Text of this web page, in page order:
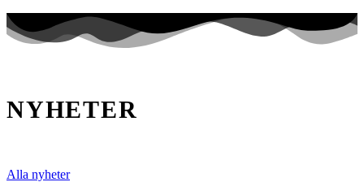
NYHETER
Alla nyheter